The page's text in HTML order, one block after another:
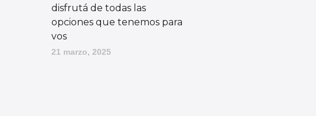
disfrutá de todas las
opciones que tenemos para
vos
21 marzo, 2025